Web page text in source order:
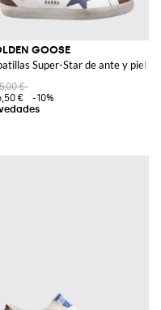
y malla con efecto desgastado
GOOSE
Super-Star de ante y piel
€
€
-10%